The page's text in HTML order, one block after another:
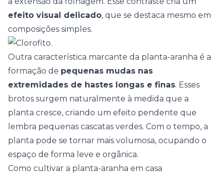
efeito visual delicado, que se destaca mesmo em
composições simples.
Outra característica marcante da planta-aranha é a
formação de pequenas mudas nas
extremidades de hastes longas e finas. Esses
brotos surgem naturalmente à medida que a
planta cresce, criando um efeito pendente que
lembra pequenas cascatas verdes. Com o tempo, a
planta pode se tornar mais volumosa, ocupando o
espaço de forma leve e orgânica.
Como cultivar a planta-aranha em casa